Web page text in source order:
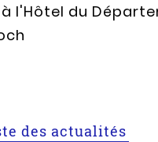
à l'Hôtel du
des actualités